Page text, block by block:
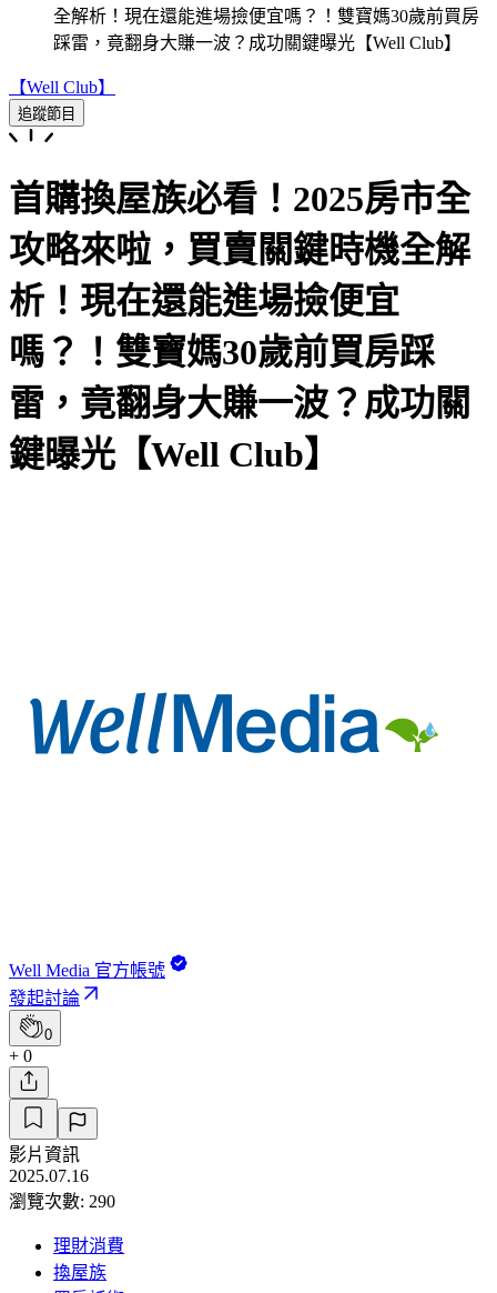
全解析！現在還能進場撿便宜嗎？！雙寶媽30歲前買房
踩雷，竟翻身大賺一波？成功關鍵曝光【Well Club】
【Well Club】
追蹤節目
首購換屋族必看！2025房市全
攻略來啦，買賣關鍵時機全解
析！現在還能進場撿便宜
嗎？！雙寶媽30歲前買房踩
雷，竟翻身大賺一波？成功關
鍵曝光【Well Club】
Well Media 官方帳號
發起討論
0
+ 0
影片資訊
2025.07.16
瀏覽次數: 290
理財消費
換屋族